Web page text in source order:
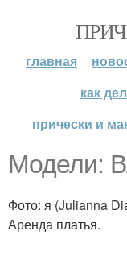
главная
как
прически и
Модели:
Фото: я (Julianna
Аренда платья.